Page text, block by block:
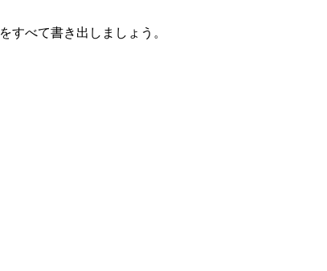
をすべて書き出しましょう。